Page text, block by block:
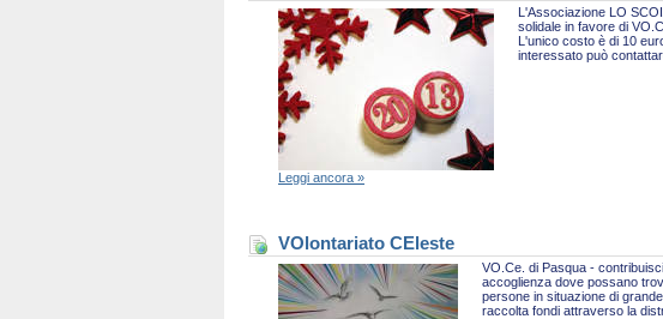
L'Associazione LO
solidale in favore di
L'unico costo è di 10
interessato può
Leggi ancora »
VOlontariato CEleste
VO.Ce. di Pasqua -
accoglienza dove possano
persone in situazione di
raccolta fondi attraverso la